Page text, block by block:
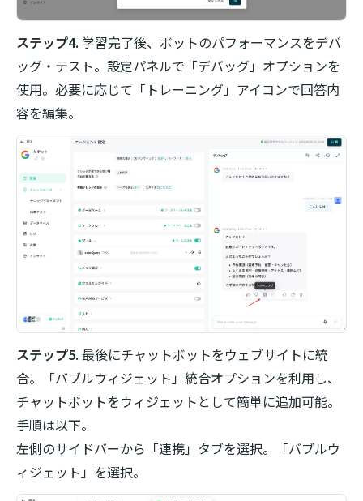
ステップ4. 学習完了後、ボットのパフォーマンスをデバ
ッグ・テスト。設定パネルで「デバッグ」オプションを
使用。必要に応じて「トレーニング」アイコンで回答内
容を編集。
ステップ5. 最後にチャットボットをウェブサイトに統
合。「バブルウィジェット」統合オプションを利用し、
チャットボットをウィジェットとして簡単に追加可能。
手順は以下。
左側のサイドバーから「連携」タブを選択。「バブルウ
ィジェット」を選択。